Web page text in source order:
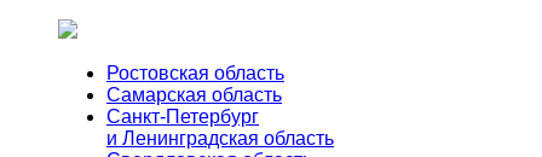
Ростовская область
Самарская область
Санкт-Петербург
и Ленинградская область